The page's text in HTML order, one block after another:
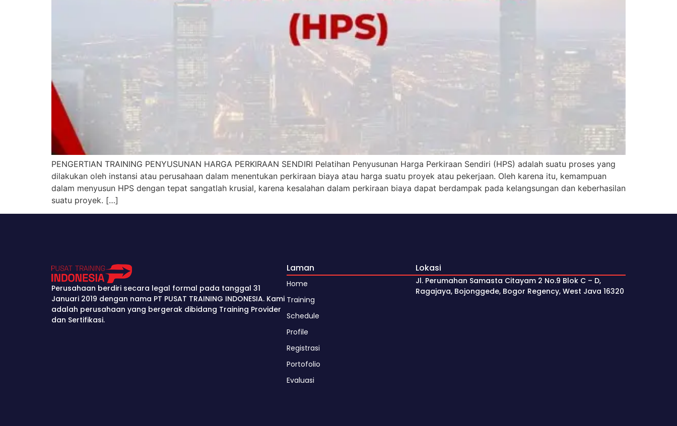
PENGERTIAN TRAINING PENYUSUNAN HARGA PERKIRAAN SENDIRI Pelatihan Penyusunan Harga Perkiraan Sendiri (HPS) adalah suatu proses yang
dilakukan oleh instansi atau perusahaan dalam menentukan perkiraan biaya atau harga suatu proyek atau pekerjaan. Oleh karena itu, kemampuan
dalam menyusun HPS dengan tepat sangatlah krusial, karena kesalahan dalam perkiraan biaya dapat berdampak pada kelangsungan dan keberhasilan
suatu proyek. […]
Perusahaan berdiri secara legal formal pada tanggal 31
Januari 2019 dengan nama PT PUSAT TRAINING INDONESIA. Kami
adalah perusahaan yang bergerak dibidang Training Provider
dan Sertifikasi.
Laman
Home
Training
Schedule
Profile
Registrasi
Portofolio
Evaluasi
Lokasi
Jl. Perumahan Samasta Citayam 2 No.9 Blok C – D,
Ragajaya, Bojonggede, Bogor Regency, West Java 16320